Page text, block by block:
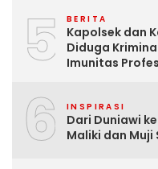
5 BERITA
Kapolsek dan
Diduga
Imunitas
6 INSPIRASI
Dari Duniawi
Maliki dan